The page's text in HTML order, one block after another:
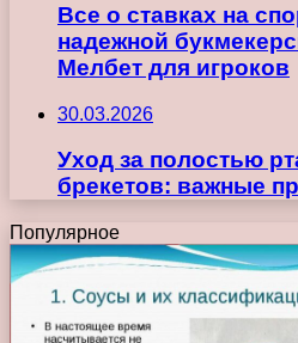
Все о ставках на
надежной
Мелбет для игроков
30.03.2026
Уход за полостью
брекетов: важные
Популярное